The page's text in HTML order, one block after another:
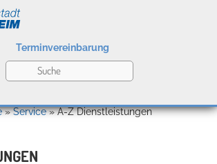
Terminvereinbarung
»Service»A-Z Dienstleistungen